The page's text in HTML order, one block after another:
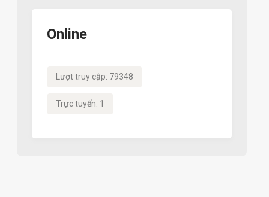
Online
Lượt truy cập: 79348
Trực tuyến: 1